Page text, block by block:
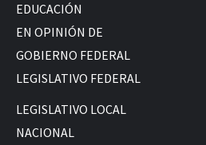
EDUCACIÓN
EN OPINIÓN DE
GOBIERNO FEDERAL
LEGISLATIVO FEDERAL
LEGISLATIVO LOCAL
NACIONAL